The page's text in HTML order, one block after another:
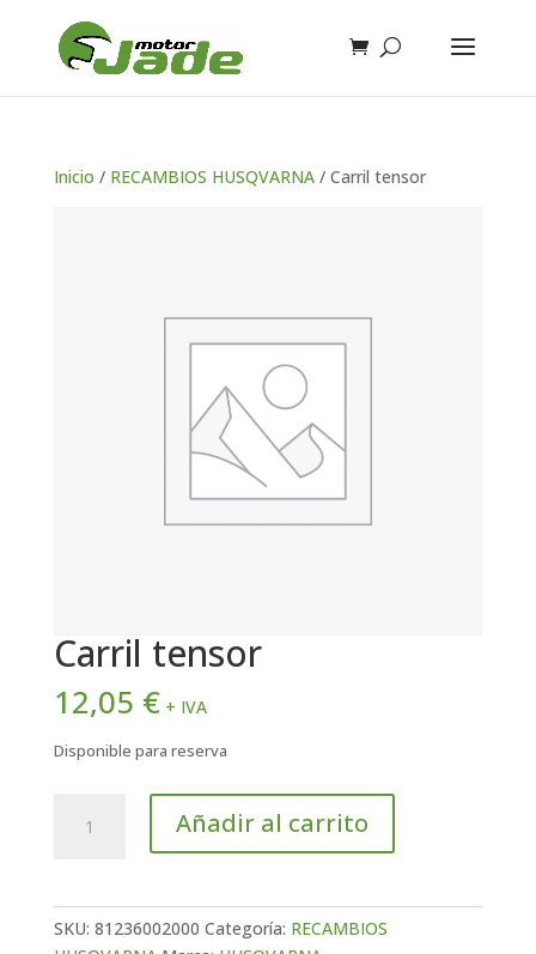
Inicio / RECAMBIOS HUSQVARNA/ Carril tensor
Carril tensor
12,05 € + IVA
Disponible para reserva
tensor
Añadir al carrito
SKU: 81236002000 Categoría: RECAMBIOS